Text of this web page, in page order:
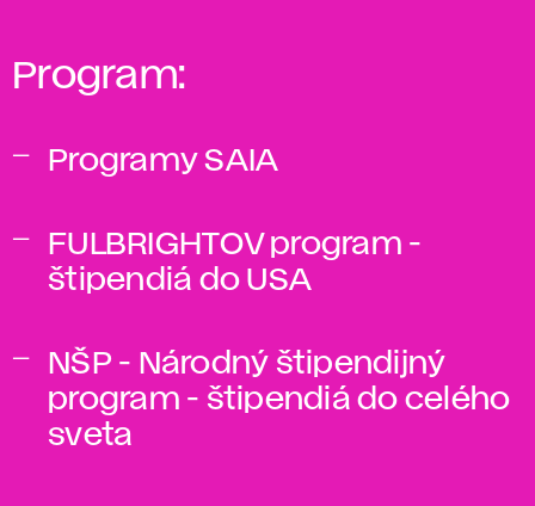
Program:
Programy SAIA
FULBRIGHTOV program -
štipendiá do USA
NŠP - Národný štipendijný
program - štipendiá do celého
sveta